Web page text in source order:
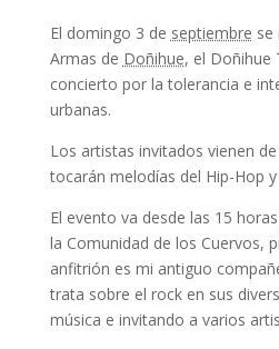
El domingo 3 de septiembre se
Armas de Doñihue, el Doñihue
concierto por la tolerancia e
urbanas.
Los artistas invitados vienen
tocarán melodías del Hip-Hop y
El evento va desde las 15
la Comunidad de los Cuervos,
anfitrión es mi antiguo
trata sobre el rock en sus
música e invitando a varios